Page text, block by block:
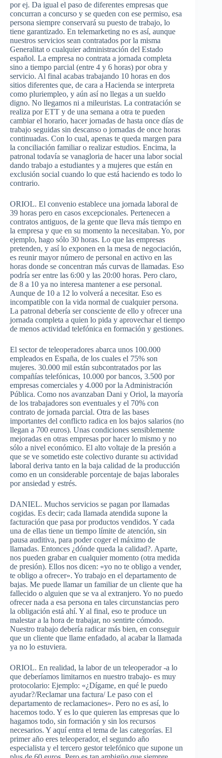
por ej. Da igual el paso de diferentes empresas que
concurran a concurso y se queden con ese permiso, esa
persona siempre conservará su puesto de trabajo, lo
tiene garantizado. En telemarketing no es así, aunque
nuestros servicios sean contratados por la misma
Generalitat o cualquier administración del Estado
español. La empresa no contrata a jornada completa
sino a tiempo parcial (entre 4 y 6 horas) por obra y
servicio. Al final acabas trabajando 10 horas en dos
sitios diferentes que, de cara a Hacienda se interpreta
como pluriempleo, y aún así no llegas a un sueldo
digno. No llegamos ni a mileuristas. La contratación se
realiza por ETT y de una semana a otra te pueden
cambiar el horario, hacer jornadas de hasta once días de
trabajo seguidas sin descanso o jornadas de once horas
continuadas. Con lo cual, apenas te queda margen para
la conciliación familiar o realizar estudios. Encima, la
patronal todavía se vanagloria de hacer una labor social
dando trabajo a estudiantes y a mujeres que están en
exclusión social cuando lo que está haciendo es todo lo
contrario.
ORIOL. El convenio establece una jornada laboral de
39 horas pero en casos excepcionales. Pertenecen a
contratos antiguos, de la gente que lleva más tiempo en
la empresa y que en su momento la necesitaban. Yo, por
ejemplo, hago sólo 30 horas. Lo que las empresas
pretenden, y así lo exponen en la mesa de negociación,
es reunir mayor número de personal en activo en las
horas donde se concentran más curvas de llamadas. Eso
podría ser entre las 6:00 y las 20:00 horas. Pero claro,
de 8 a 10 ya no interesa mantener a ese personal.
Aunque de 10 a 12 lo volverá a necesitar. Eso es
incompatible con la vida normal de cualquier persona.
La patronal debería ser consciente de ello y ofrecer una
jornada completa a quien lo pida y aprovechar el tiempo
de menos actividad telefónica en formación y gestiones.
El sector de teleoperadores abarca unos 100.000
empleados en España, de los cuales el 75% son
mujeres. 30.000 mil están subcontratados por las
compañías telefónicas, 10.000 por bancos, 3.500 por
empresas comerciales y 4.000 por la Administración
Pública. Como nos avanzaban Dani y Oriol, la mayoría
de los trabajadores son eventuales y el 70% con
contrato de jornada parcial. Otra de las bases
importantes del conflicto radica en los bajos salarios (no
llegan a 700 euros). Unas condiciones sensiblemente
mejoradas en otras empresas por hacer lo mismo y no
sólo a nivel económico. El alto voltaje de la presión a
que se ve sometido este colectivo durante su actividad
laboral deriva tanto en la baja calidad de la producción
como en un considerable porcentaje de bajas laborales
por ansiedad y estrés.
DANIEL. Muchos servicios se pagan por llamadas
cogidas. Es decir; cada llamada atendida supone la
facturación que pasa por productos vendidos. Y cada
una de ellas tiene un tiempo límite de atención, sin
pausa auditiva, para poder coger el máximo de
llamadas. Entonces ¿dónde queda la calidad?. Aparte,
nos pueden grabar en cualquier momento (otra medida
de presión). Ellos nos dicen: «yo no te obligo a vender,
te obligo a ofrecer». Yo trabajo en el departamento de
bajas. Me puede llamar un familiar de un cliente que ha
fallecido o alguien que se va al extranjero. Yo no puedo
ofrecer nada a esa persona en tales circunstancias pero
la obligación está ahí. Y al final, eso te produce un
malestar a la hora de trabajar, no sentirte cómodo.
Nuestro trabajo debería radicar más bien, en conseguir
que un cliente que llame enfadado, al acabar la llamada
ya no lo estuviera.
ORIOL. En realidad, la labor de un teleoperador -a lo
que deberíamos limitarnos en nuestro trabajo- es muy
protocolario: Ejemplo: «¿Dígame, en qué le puedo
ayudar?/Reclamar una factura/ Le paso con el
departamento de reclamaciones». Pero no es así, lo
hacemos todo. Y es lo que quieren las empresas que lo
hagamos todo, sin formación y sin los recursos
necesarios. Y aquí entra el tema de las categorías. El
primer año eres teleoperador, el segundo año
especialista y el tercero gestor telefónico que supone un